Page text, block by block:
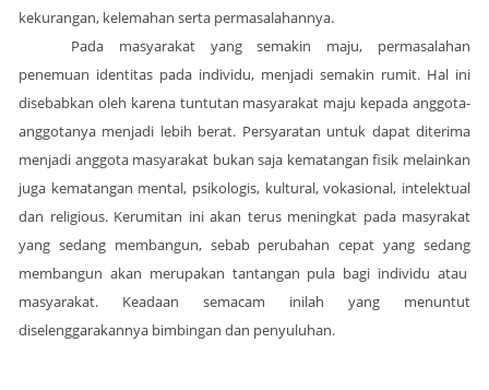
kekurangan, kelemahan serta permasalahannya.
Pada masyarakat yang semakin maju, permasalahan
penemuan identitas pada individu, menjadi semakin rumit. Hal ini
disebabkan oleh karena tuntutan masyarakat maju kepada anggota-
anggotanya menjadi lebih berat. Persyaratan untuk dapat diterima
menjadi anggota masyarakat bukan saja kematangan fisik melainkan
juga kematangan mental, psikologis, kultural, vokasional, intelektual
dan religious. Kerumitan ini akan terus meningkat pada masyrakat
yang sedang membangun, sebab perubahan cepat yang sedang
membangun akan merupakan tantangan pula bagi individu atau
masyarakat. Keadaan semacam inilah yang menuntut
diselenggarakannya bimbingan dan penyuluhan.